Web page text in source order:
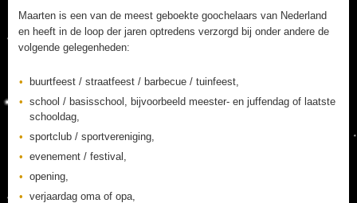
Maarten is een van de meest geboekte goochelaars van Nederland
en heeft in de loop der jaren optredens verzorgd bij onder andere de
volgende gelegenheden:
buurtfeest / straatfeest / barbecue / tuinfeest,
school / basisschool, bijvoorbeeld meester- en juffendag of laatste
schooldag,
sportclub / sportvereniging,
evenement / festival,
opening,
verjaardag oma of opa,